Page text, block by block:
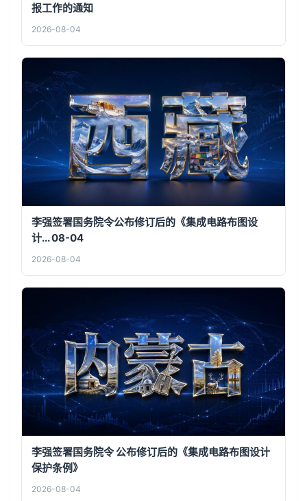
报工作的通知
2026-08-04
李强签署国务院令公布修订后的《集成电路布图设
计... 08-04
2026-08-04
李强签署国务院令 公布修订后的《集成电路布图设计
保护条例》
2026-08-04